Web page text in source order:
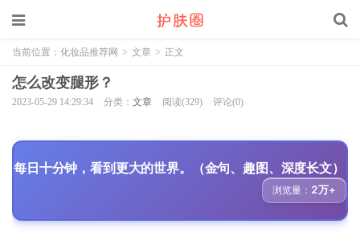
当前位置： 化妆品推荐网 > 文章 > 正文
怎么改变腿形？
2023-05-29 14:29:34 分类： 文章 阅读(329) 评论(0)
每日十分钟，看到更大的世界。（金句、趣图、深度长文）
浏览量： 2万+